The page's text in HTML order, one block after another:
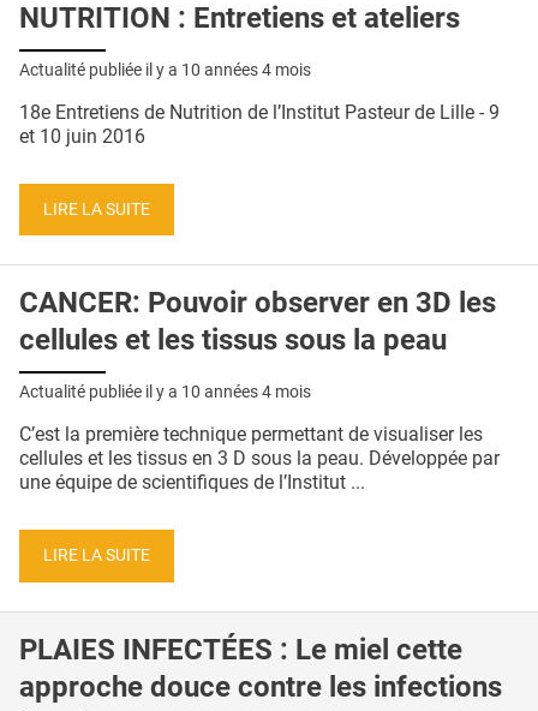
E-REVUE SAD
THÉMA
L'APP
PUBLICITÉ
CONDITIONS GÉNÉRALES
CONTACT
en
NUTRITION : Entretiens et ateliers
Actualité publiée il y a 10 années 4 mois
18e Entretiens de Nutrition de l’Institut Pasteur de Lille - 9
et 10 juin 2016
LIRE LA SUITE
CANCER: Pouvoir observer en 3D les
cellules et les tissus sous la peau
Actualité publiée il y a 10 années 4 mois
C’est la première technique permettant de visualiser les
cellules et les tissus en 3 D sous la peau. Développée par
une équipe de scientifiques de l’Institut ...
LIRE LA SUITE
PLAIES INFECTÉES : Le miel cette
approche douce contre les infections